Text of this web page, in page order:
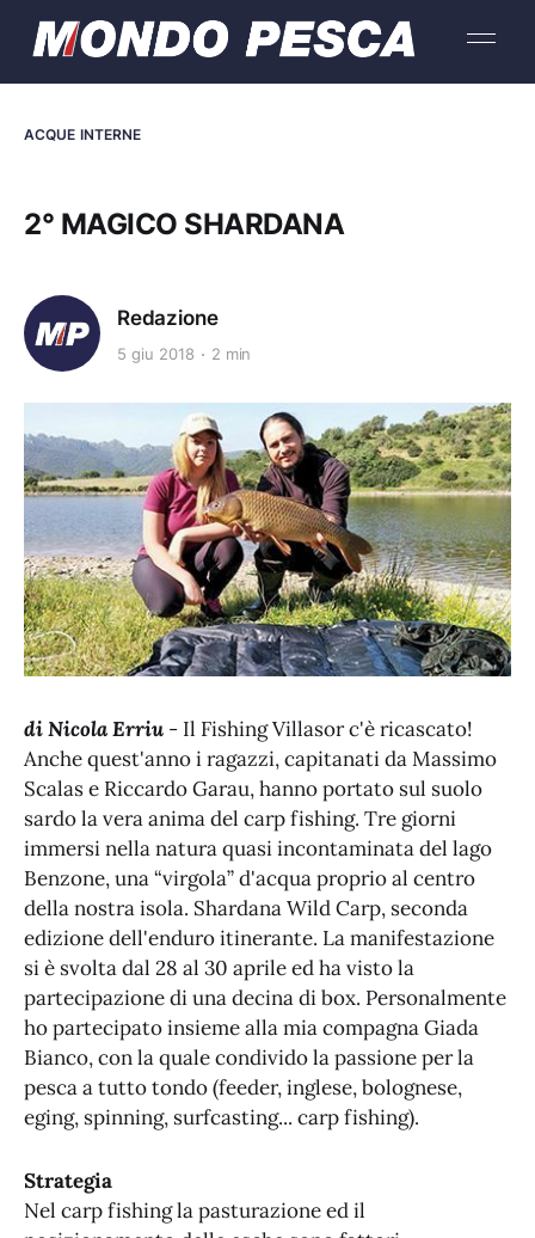
ACQUE INTERNE
2° MAGICO SHARDANA
Redazione
5 giu 2018 2 min
di Nicola Erriu - Il Fishing Villasor c'è ricascato!
Anche quest'anno i ragazzi, capitanati da Massimo
Scalas e Riccardo Garau, hanno portato sul suolo
sardo la vera anima del carp fishing. Tre giorni
immersi nella natura quasi incontaminata del lago
Benzone, una “virgola” d'acqua proprio al centro
della nostra isola. Shardana Wild Carp, seconda
edizione dell'enduro itinerante. La manifestazione
si è svolta dal 28 al 30 aprile ed ha visto la
partecipazione di una decina di box. Personalmente
ho partecipato insieme alla mia compagna Giada
Bianco, con la quale condivido la passione per la
pesca a tutto tondo (feeder, inglese, bolognese,
eging, spinning, surfcasting... carp fishing).
Strategia
Nel carp fishing la pasturazione ed il